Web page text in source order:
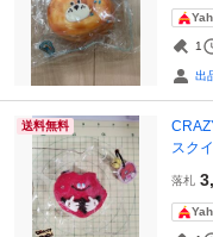
1
出
送料無料
スク
落札